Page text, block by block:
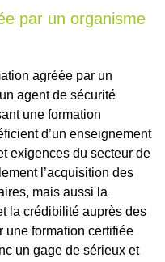
par un organisme
agréée par un
agent de sécurité
une formation
d’un enseignement
exigences du secteur de
l’acquisition des
mais aussi la
la crédibilité auprès des
une formation certifiée
un gage de sérieux et